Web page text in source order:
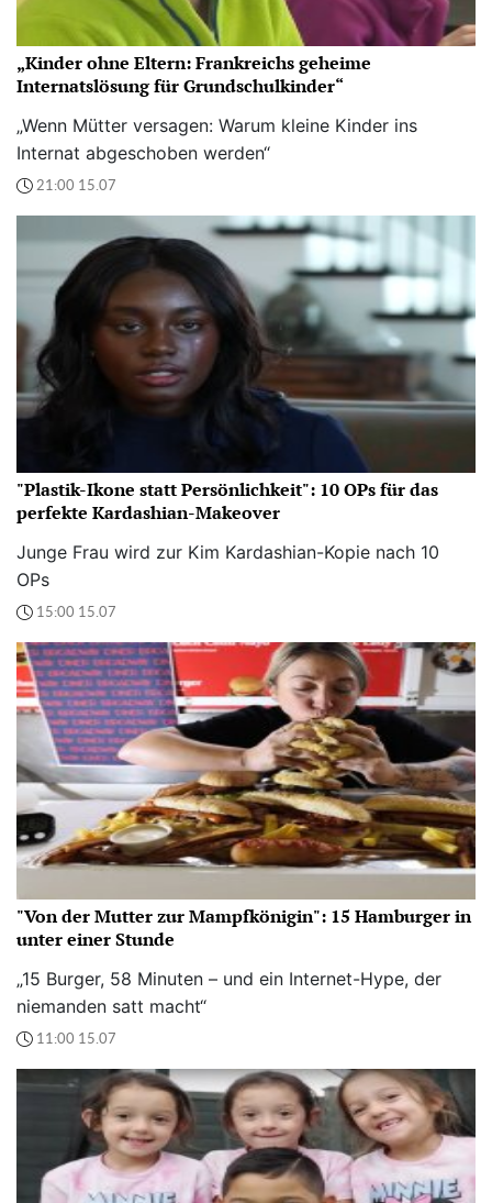
„Kinder ohne Eltern: Frankreichs geheime
Internatslösung für Grundschulkinder“
„Wenn Mütter versagen: Warum kleine Kinder ins
Internat abgeschoben werden“
21:00 15.07
"Plastik-Ikone statt Persönlichkeit": 10 OPs für das
perfekte Kardashian-Makeover
Junge Frau wird zur Kim Kardashian-Kopie nach 10
OPs
15:00 15.07
"Von der Mutter zur Mampfkönigin": 15 Hamburger in
unter einer Stunde
„15 Burger, 58 Minuten – und ein Internet-Hype, der
niemanden satt macht“
11:00 15.07